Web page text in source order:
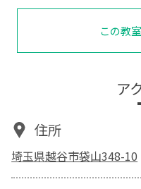
この教
ア
住所
埼玉県越谷市袋山348-10